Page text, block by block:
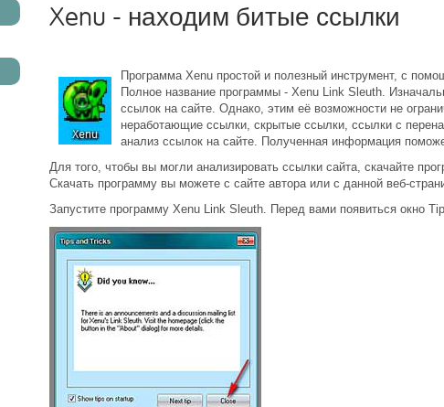
Xenu - находим битые ссылки
Программа Xenu простой и полезный инструмент, с
Полное название программы - Xenu Link Sleuth.
ссылок на сайте. Однако, этим её возможности не
неработающие ссылки, скрытые ссылки, ссылки с
анализ ссылок на сайте. Полученная информация
Для того, чтобы вы могли анализировать ссылки сайта, скачайте
Скачать программу вы можете с сайте автора или с данной веб-
Запустите программу Xenu Link Sleuth. Перед вами появиться окно